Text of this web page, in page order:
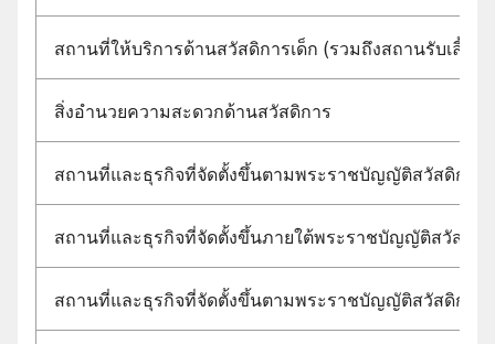
สถานที่ให้บริการด้านสวัสดิการเด็ก (รวมถึงสถานรับเลี้ยงเ
สิ่งอำนวยความสะดวกด้านสวัสดิการ
สถานที่และธุรกิจที่จัดตั้งขึ้นตามพระราชบัญญัติสวัสดิการ
สถานที่และธุรกิจที่จัดตั้งขึ้นภายใต้พระราชบัญญัติสวัสดิ
สถานที่และธุรกิจที่จัดตั้งขึ้นตามพระราชบัญญัติสวัสดิการ